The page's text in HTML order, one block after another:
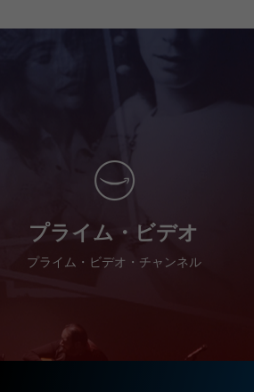
プライム・ビデオ
プライム・ビデオ・チャンネル